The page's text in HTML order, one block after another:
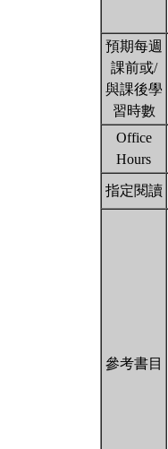
預期每週
課前或/
與課後學
習時數
Office
Hours
指定閱讀
參考書目